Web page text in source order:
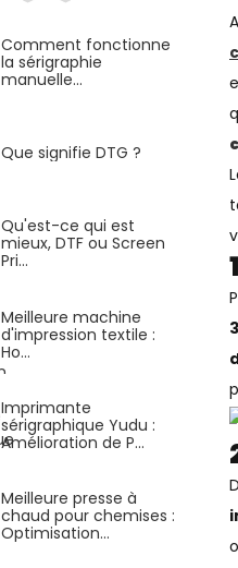
Comment fonctionne
la sérigraphie
manuelle...
Que signifie DTG ?
Qu'est-ce qui est
mieux, DTF ou Screen
Pri...
Meilleure machine
d'impression textile :
Ho...
Imprimante
sérigraphique Yudu :
Amélioration de P...
Meilleure presse à
chaud pour chemises :
Optimisation…